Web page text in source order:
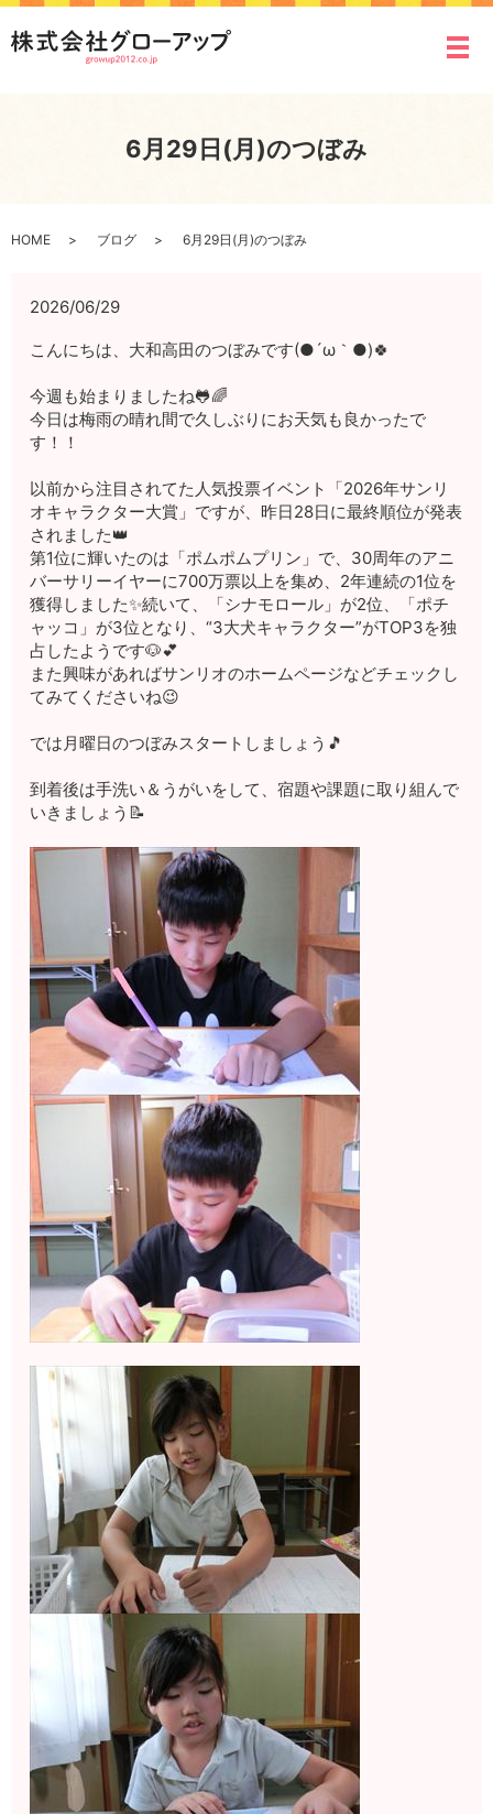
メ
6月29日(月)のつぼみ
HOME ブログ 6月29日(月)のつぼみ
2026/06/29
こんにちは、大和高田のつぼみです(●´ω｀●)🍀
今週も始まりましたね🐸🌈
今日は梅雨の晴れ間で久しぶりにお天気も良かったで
す！！
以前から注目されてた 人気投票イベント「2026年サンリ
オキャラクター大賞」ですが、昨日28日に最終順位が発表
されました👑
第1位に輝いたのは「ポムポムプリン」で、30周年のアニ
バーサリーイヤーに700万票以上を集め、2年連続の1位を
獲得しました✨続いて、「シナモロール」が2位、「ポチ
ャッコ」が3位となり、“3大犬キャラクター”がTOP3を独
占したようです🐶💕
また興味があればサンリオのホームページなどチェックし
てみてくださいね😉
では月曜日のつぼみスタートしましょう🎵
到着後は手洗い＆うがいをして、宿題や課題に取り組んで
いきましょう📝